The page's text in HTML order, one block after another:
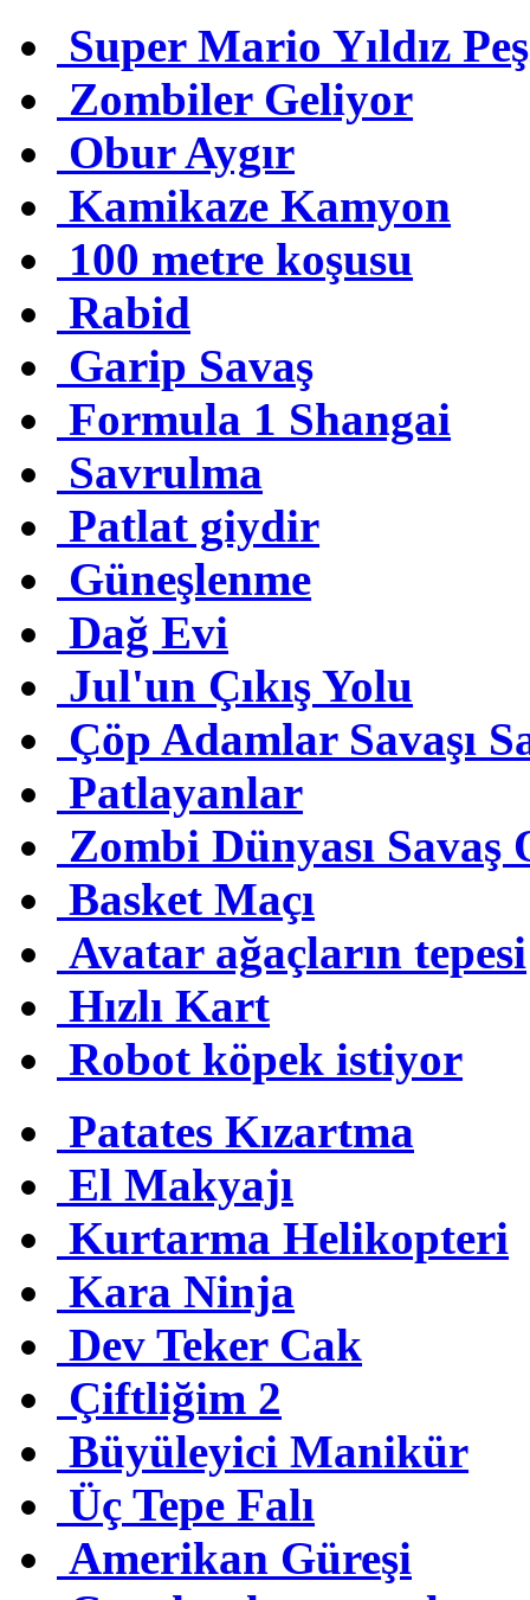
Super Mario Yıldız
Zombiler Geliyor
Obur Aygır
Kamikaze Kamyon
100 metre koşusu
Rabid
Garip Savaş
Formula 1 Shangai
Savrulma
Patlat giydir
Güneşlenme
Dağ Evi
Jul'un Çıkış Yolu
Çöp Adamlar Savaşı
Patlayanlar
Zombi Dünyası Savaş
Basket Maçı
Avatar ağaçların tepesi
Hızlı Kart
Robot köpek istiyor
Patates Kızartma
El Makyajı
Kurtarma Helikopteri
Kara Ninja
Dev Teker Cak
Çiftliğim 2
Büyüleyici Manikür
Üç Tepe Falı
Amerikan Güreşi